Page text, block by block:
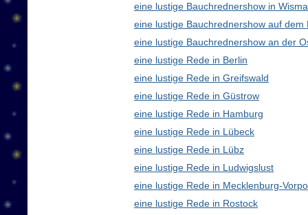
eine lustige Bauchrednershow in
eine lustige Bauchrednershow auf dem
eine lustige Bauchrednershow an der
eine lustige Rede in Berlin
eine lustige Rede in Greifswald
eine lustige Rede in Güstrow
eine lustige Rede in Hamburg
eine lustige Rede in Lübeck
eine lustige Rede in Lübz
eine lustige Rede in Ludwigslust
eine lustige Rede in Mecklenburg-
eine lustige Rede in Rostock